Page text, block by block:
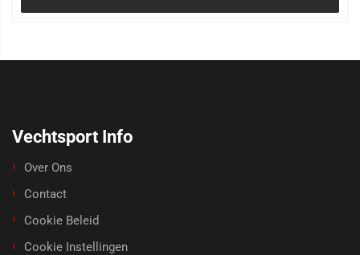
Vechtsport Info
Over Ons
Contact
Cookie Beleid
Cookie Instellingen